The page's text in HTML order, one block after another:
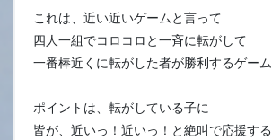
これは、近い近いゲームと言って
四人一組でコロコロと一斉に転がして
一番棒近くに転がした者が勝利するゲーム
ポイントは、転がしている子に
皆が、近いっ！近いっ！と絶叫で応援する